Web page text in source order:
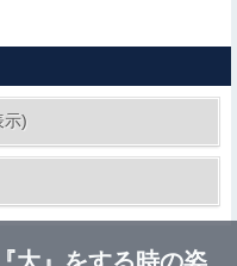
ったけぇ壁」に引き続
る
宅で性的暴行やわい
もうやめて！」⇒ マ○
示)